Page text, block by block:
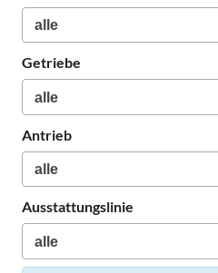
Getriebe
Antrieb
Ausstattungslinie